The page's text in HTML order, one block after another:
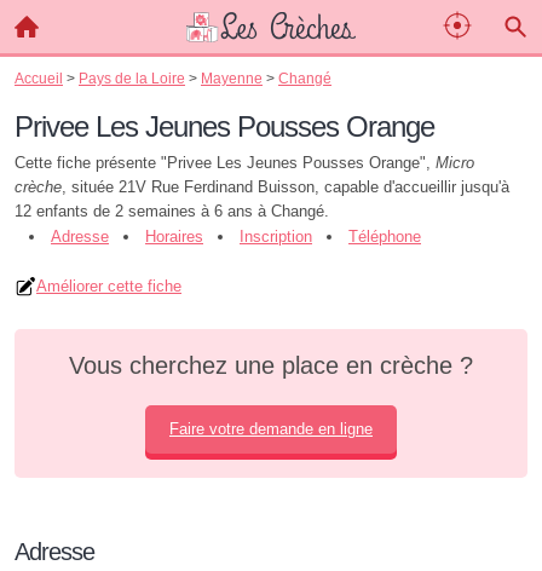
Accueil > Pays de la Loire > Mayenne > Changé
Privee Les Jeunes Pousses Orange
Cette fiche présente "Privee Les Jeunes Pousses Orange", Micro
crèche, située 21V Rue Ferdinand Buisson, capable d'accueillir jusqu'à
12 enfants de 2 semaines à 6 ans à Changé.
Adresse
Horaires Inscription Téléphone
Améliorer cette fiche
Vous cherchez une place en crèche ?
Faire votre demande en ligne
Adresse